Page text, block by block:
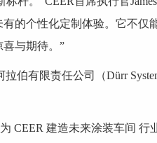
的个性化定制体验。它不仅
与期待。”
有限责任公司（Dürr